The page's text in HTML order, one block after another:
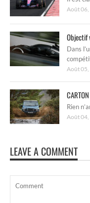
Août
Objectif
Dans
Août
Rien
Août
LEAVE A COMMENT